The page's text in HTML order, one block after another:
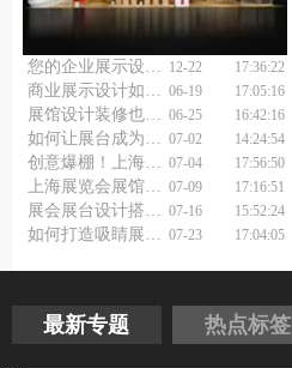
您的企业展示设计搭建方案，观众会主动拍照发圈吗？ 12-22 17:36:22
商业展示设计如何惊艳亮相？企业展览馆展厅设计公司揭秘！ 06-19 17:05:16
展馆设计装修也能如此简单？来听听展览展台设计搭建公司的真话！ 06-25 16:42:16
如何让展台成为人流磁铁？会展展台展览设计公司有答案！ 07-02 14:24:54
创意爆棚！上海展会展览展台搭建公司有何独门秘籍？ 07-04 17:56:50
上海展览会展馆设计公司如何让你的展位成为网红打卡地？ 07-09 17:16:51
展会展台设计搭建公司：如何一秒抓住观众眼球？ 07-16 15:52:24
如何打造吸睛展位？揭秘展会展台设计展览搭建新潮流！ 07-23 17:04:05
最新专题 热点标签